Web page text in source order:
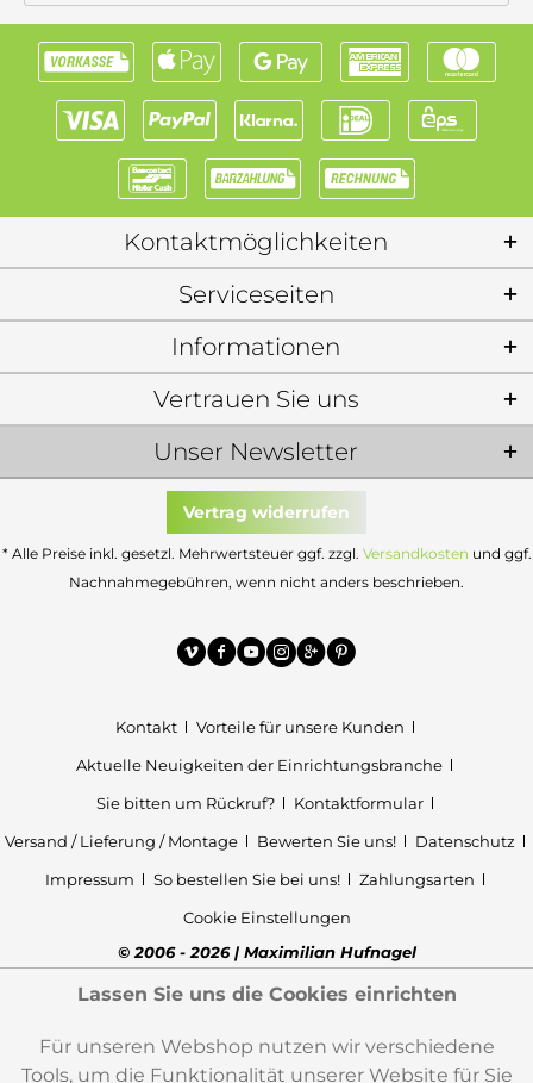
Kontaktmöglichkeiten
Serviceseiten
Informationen
Unser Newsletter
Vertrauen Sie uns
Vertrag widerrufen
* Alle Preise inkl. gesetzl. Mehrwertsteuer ggf. zzgl. Versandkosten und ggf.
Nachnahmegebühren, wenn nicht anders beschrieben.
Kontakt
Vorteile für unsere Kunden
Aktuelle Neuigkeiten der Einrichtungsbranche
Sie bitten um Rückruf?
Kontaktformular
Versand / Lieferung / Montage
Bewerten Sie uns!
Datenschutz
Impressum
So bestellen Sie bei uns!
Zahlungsarten
Cookie Einstellungen
© 2006 - 2026 | Maximilian Hufnagel
Lassen Sie uns die Cookies einrichten
Für unseren Webshop nutzen wir verschiedene
Tools, um die Funktionalität unserer Website für Sie